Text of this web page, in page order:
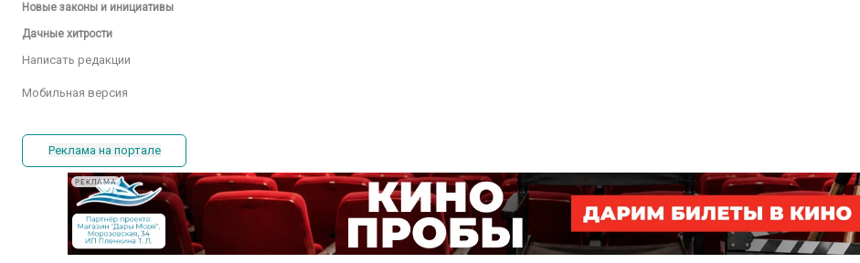
Новые законы и инициативы
Дачные хитрости
Написать редакции
Мобильная версия
Реклама на портале
РЕКЛАМА